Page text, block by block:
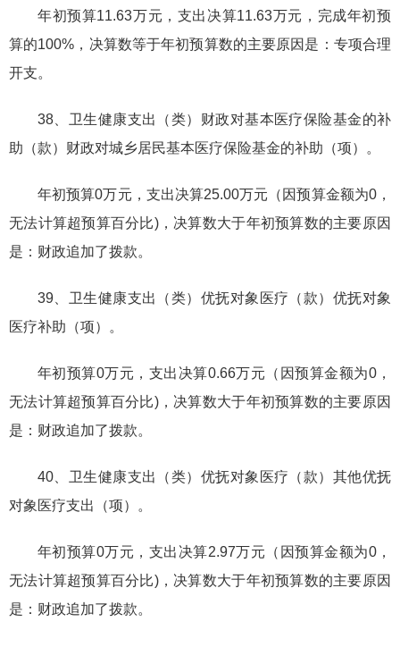
年初预算11.63万元，支出决算11.63万元，完成年初预
算的100%，决算数等于年初预算数的主要原因是：专项合理
开支。
38、卫生健康支出（类）财政对基本医疗保险基金的补
助（款）财政对城乡居民基本医疗保险基金的补助（项）。
年初预算0万元，支出决算25.00万元（因预算金额为0，
无法计算超预算百分比)，决算数大于年初预算数的主要原因
是：财政追加了拨款。
39、卫生健康支出（类）优抚对象医疗（款）优抚对象
医疗补助（项）。
年初预算0万元，支出决算0.66万元（因预算金额为0，
无法计算超预算百分比)，决算数大于年初预算数的主要原因
是：财政追加了拨款。
40、卫生健康支出（类）优抚对象医疗（款）其他优抚
对象医疗支出（项）。
年初预算0万元，支出决算2.97万元（因预算金额为0，
无法计算超预算百分比)，决算数大于年初预算数的主要原因
是：财政追加了拨款。